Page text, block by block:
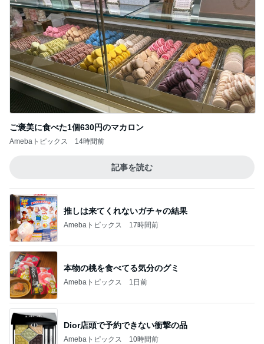
ご褒美に食べた1個630円のマカロン
Amebaトピックス 14時間前
記事を読む
推しは来てくれないガチャの結果
Amebaトピックス 17時間前
本物の桃を食べてる気分のグミ
Amebaトピックス 1日前
Dior店頭で予約できない衝撃の品
Amebaトピックス 10時間前